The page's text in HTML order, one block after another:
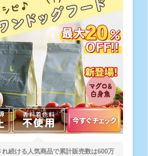
続ける人気商品で累計販売数は600万